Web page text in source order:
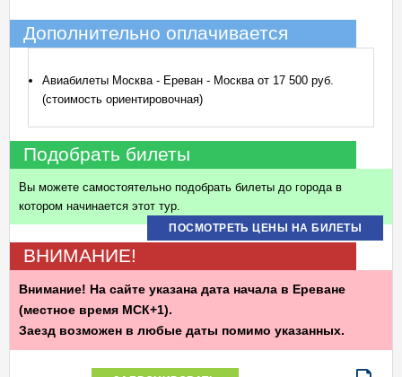
Дополнительно оплачивается
Авиабилеты Москва - Ереван - Москва от 17 500 руб.
(стоимость ориентировочная)
Подобрать билеты
Вы можете самостоятельно подобрать билеты до города в
котором начинается этот тур.
ПОСМОТРЕТЬ ЦЕНЫ НА БИЛЕТЫ
ВНИМАНИЕ!
Внимание! На сайте указана дата начала в Ереване
(местное время МСК+1).
Заезд возможен в любые даты помимо указанных.